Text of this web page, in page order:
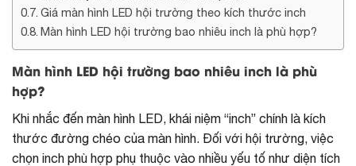
Giá màn hình LED hội trường theo kích thước inch
Màn hình LED hội trường bao nhiêu inch là phù hợp?
Màn hình LED hội trường bao nhiêu inch là phù
hợp?
Khi nhắc đến màn hình LED, khái niệm “inch” chính là kích
thước đường chéo của màn hình. Đối với hội trường, việc
chọn inch phù hợp phụ thuộc vào nhiều yếu tố như diện tích